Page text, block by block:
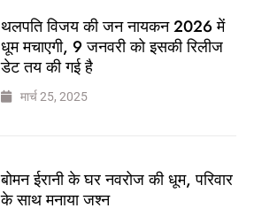
थलपति विजय की जन नायकन 2026 में
धूम मचाएगी, 9 जनवरी को इसकी रिलीज
डेट तय की गई है
मार्च 25, 2025
बोमन ईरानी के घर नवरोज की धूम, परिवार
के साथ मनाया जश्न